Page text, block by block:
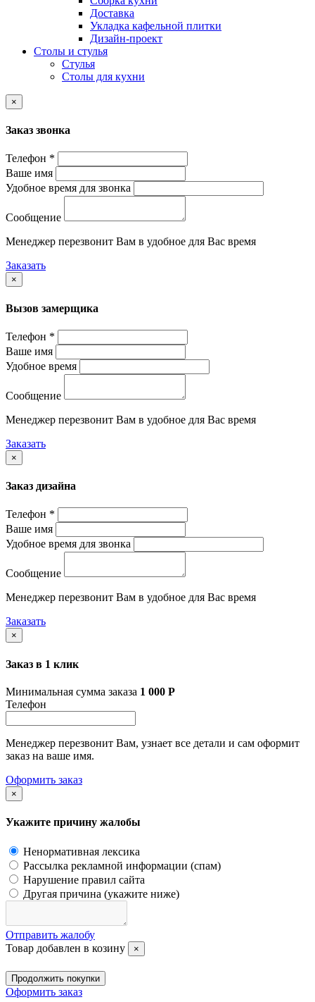
Доставка
Укладка кафельной плитки
Дизайн-проект
Столы и стулья
Стулья
Столы для кухни
×
Заказ звонка
Телефон *
Ваше имя
Удобное время для звонка
Сообщение
Менеджер перезвонит Вам в удобное для Вас время
Заказать
×
Вызов замерщика
Телефон *
Ваше имя
Удобное время
Сообщение
Менеджер перезвонит Вам в удобное для Вас время
Заказать
×
Заказ дизайна
Телефон *
Ваше имя
Удобное время для звонка
Сообщение
Менеджер перезвонит Вам в удобное для Вас время
Заказать
×
Заказ в 1 клик
Минимальная сумма заказа 1 000 Р
Телефон
Менеджер перезвонит Вам, узнает все детали и сам оформит
заказ на ваше имя.
Оформить заказ
×
Укажите причину жалобы
Ненормативная лексика
Рассылка рекламной информации (спам)
Нарушение правил сайта
Другая причина (укажите ниже)
Отправить жалобу
Товар добавлен в козину
×
Продолжить покупки
Оформить заказ